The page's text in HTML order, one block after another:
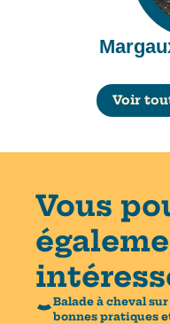
Voir
Vous
Balade à cheval
bonnes pratiques